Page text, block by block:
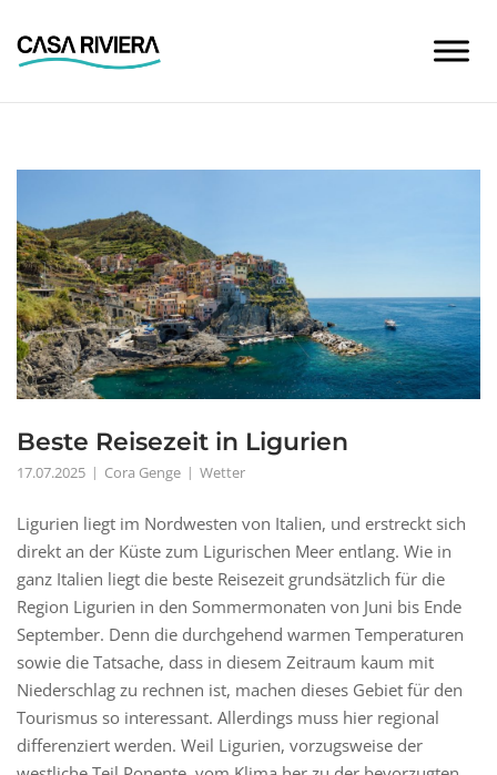
content
Beste Reisezeit in Ligurien
17.07.2025 Cora Genge Wetter
Ligurien liegt im Nordwesten von Italien, und erstreckt sich
direkt an der Küste zum Ligurischen Meer entlang. Wie in
ganz Italien liegt die beste Reisezeit grundsätzlich für die
Region Ligurien in den Sommermonaten von Juni bis Ende
September. Denn die durchgehend warmen Temperaturen
sowie die Tatsache, dass in diesem Zeitraum kaum mit
Niederschlag zu rechnen ist, machen dieses Gebiet für den
Tourismus so interessant. Allerdings muss hier regional
differenziert werden. Weil Ligurien, vorzugsweise der